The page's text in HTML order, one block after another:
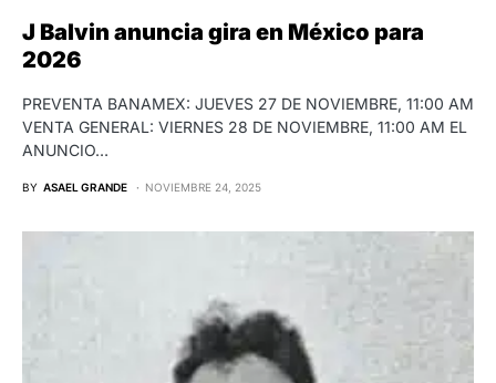
J Balvin anuncia gira en México para
2026
PREVENTA BANAMEX: JUEVES 27 DE NOVIEMBRE, 11:00 AM
VENTA GENERAL: VIERNES 28 DE NOVIEMBRE, 11:00 AM EL
ANUNCIO…
BY ASAEL GRANDE NOVIEMBRE 24, 2025